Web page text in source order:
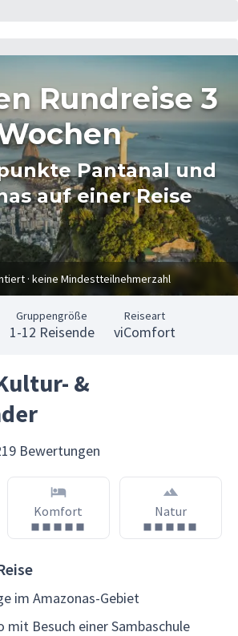
Rundreise 3
Pantanal und
auf einer Reise
· keine Mindestteilnehmerzahl
Gruppengröße
1-12 Reisende
Reiseart
viComfort
&
Bewertungen
Komfort Natur
im Amazonas-Gebiet
mit Besuch einer Sambaschule